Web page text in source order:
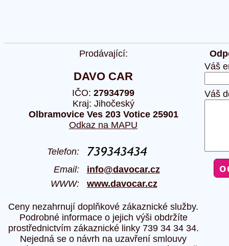
Prodávající:
DAVO CAR
IČO: 27934799
Kraj: Jihočeský
Olbramovice Ves 203 Votice 25901
Odkaz na MAPU
Telefon:
Email: info@davocar.cz
WWW: www.davocar.cz
Ceny nezahrnují doplňkové zákaznické služby.
Podrobné informace o jejich výši obdržíte
prostřednictvím zákaznické linky 739 34 34 34.
Nejedná se o návrh na uzavření smlouvy
Váš
Váš